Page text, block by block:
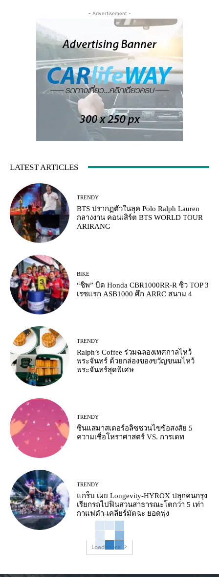
- Advertisement -
LATEST ARTICLES
TRENDY
BTS ปรากฏตัวในลุค Polo Ralph Lauren
กลางงาน คอนเสิร์ต BTS WORLD TOUR
ARIRANG
BIKE
“ชิพ” บิด Honda CBR1000RR-R ซิว TOP 3
เรซแรก ASB1000 ศึก ARRC สนาม 4
TRENDY
Ralph’s Coffee ร่วมฉลองเทศกาลไหว้
พระจันทร์ ด้วยกล่องของขวัญขนมไหว้
พระจันทร์สุดพิเศษ
TRENDY
ซินแสมาสเตอร์อลิซชวนไขข้อสงสัย 5
ความเชื่อโหราศาสตร์ VS. การเดท
TRENDY
แกร็บ เผย Longevity-HYROX ปลุกคนกรุง
เรียกรถไปฟินสวนสาธารณะโตกว่า 5 เท่า
กาแฟดำ-เคลียร์มัตฉะ ยอดพุ่ง
Load more